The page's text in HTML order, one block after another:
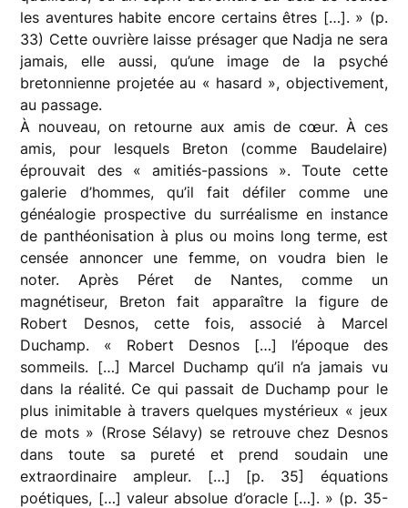
les aventures habite encore certains êtres […]. » (p.
33) Cette ouvrière laisse présager que Nadja ne sera
jamais, elle aussi, qu’une image de la psyché
bretonnienne projetée au « hasard », objectivement,
au passage.
À nouveau, on retourne aux amis de cœur. À ces
amis, pour lesquels Breton (comme Baudelaire)
éprouvait des « amitiés-passions ». Toute cette
galerie d’hommes, qu’il fait défiler comme une
généalogie prospective du surréalisme en instance
de panthéonisation à plus ou moins long terme, est
censée annoncer une femme, on voudra bien le
noter. Après Péret de Nantes, comme un
magnétiseur, Breton fait apparaître la figure de
Robert Desnos, cette fois, associé à Marcel
Duchamp. « Robert Desnos […] l’époque des
sommeils. […] Marcel Duchamp qu’il n’a jamais vu
dans la réalité. Ce qui passait de Duchamp pour le
plus inimitable à travers quelques mystérieux « jeux
de mots » (Rrose Sélavy) se retrouve chez Desnos
dans toute sa pureté et prend soudain une
extraordinaire ampleur. […] [p. 35] équations
poétiques, […] valeur absolue d’oracle […]. » (p. 35-